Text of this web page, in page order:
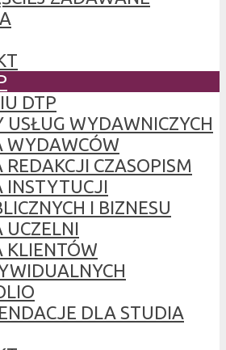
DTP
USŁUG WYDAWNICZYCH
WYDAWCÓW
REDAKCJI CZASOPISM
INSTYTUCJI
I BIZNESU
UCZELNI
KLIENTÓW
DLA STUDIA